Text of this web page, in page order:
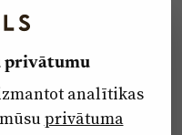
privātumu
analītikas
privātuma